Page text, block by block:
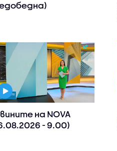
на NOVA
- 9.00)